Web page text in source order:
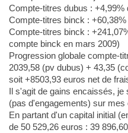
Compte-titres dubus : +4,99%
Compte-titres binck :
Compte-titres binck :
compte binck en mars 2009)
Progression globale compte-
2039,58 (pv dubus) + 43,35
soit +8503,93 euros net de
Il s'agit de gains encaissés,
(pas d'engagements) sur mes
En partant d'un capital initial
de 50 529,26 euros : 39